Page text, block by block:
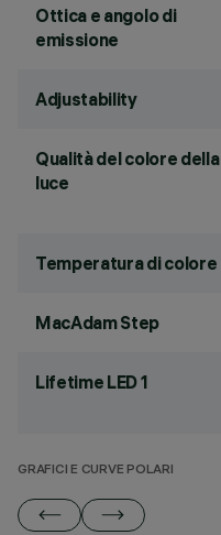
Ottica e angolo di
emissione
Adjustability
Qualità del colore della
luce
Temperatura di colore
MacAdam Step
Lifetime LED 1
GRAFICI E CURVE POLARI